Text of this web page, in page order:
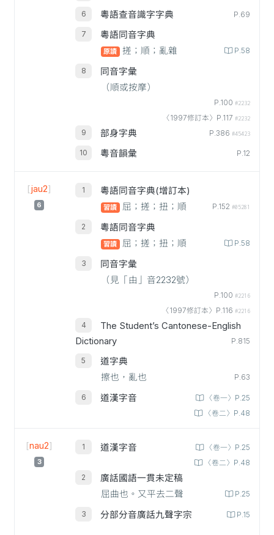
粵語查音識字字典 P.69
粵語同音字典
原讀 搓；順；亂雜 P.58
同音字彙
（順或按摩）
P.100 #2232
〈1997修訂本〉P.117 #2232
部身字典 P.386 #45423
粵音韻彙 P.12
[jau2]
6
粵語同音字典(增訂本)
習讀 屈；搓；扭；順 P.152 #05281
粵語同音字典
習讀 屈；搓；扭；順 P.58
同音字彙
（見「由」音2232號）
P.100 #2216
〈1997修訂本〉P.116 #2216
The Student’s Cantonese-English
Dictionary
P.815
道字典
擦也，亂也
P.63
道漢字音
〈卷一〉P.25
〈卷二〉P.48
[nau2]
3
道漢字音
〈卷一〉P.25
〈卷二〉P.48
廣話國語一貫未定稿
屈曲也。又平去二聲
P.25
分部分音廣話九聲字宗 P.15